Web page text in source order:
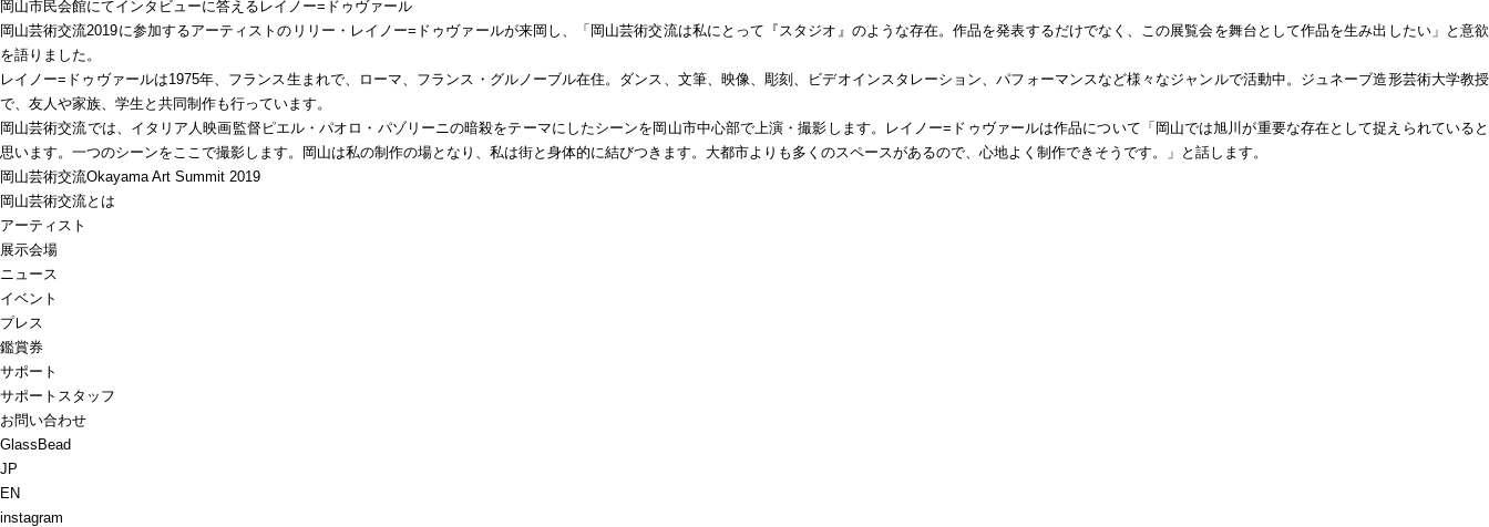
岡山市民会館にてインタビューに答えるレイノー=ドゥヴァール
岡山芸術交流2019に参加するアーティストのリリー・レイノー=ドゥヴァールが来岡し、「岡山芸術交流は私にとって『スタジオ』のような存在。作品を発表するだけでなく、この展覧会を舞台として作品を生み出したい」と意欲
を語りました。
レイノー=ドゥヴァールは1975年、フランス生まれで、ローマ、フランス・グルノーブル在住。ダンス、文筆、映像、彫刻、ビデオインスタレーション、パフォーマンスなど様々なジャンルで活動中。ジュネーブ造形芸術大学教授
で、友人や家族、学生と共同制作も行っています。
岡山芸術交流では、イタリア人映画監督ピエル・パオロ・パゾリーニの暗殺をテーマにしたシーンを岡山市中心部で上演・撮影します。レイノー=ドゥヴァールは作品について「岡山では旭川が重要な存在として捉えられていると
思います。一つのシーンをここで撮影します。岡山は私の制作の場となり、私は街と身体的に結びつきます。大都市よりも多くのスペースがあるので、心地よく制作できそうです。」と話します。
岡山芸術交流Okayama Art Summit 2019
岡山芸術交流とは
アーティスト
展示会場
ニュース
イベント
プレス
鑑賞券
サポート
サポートスタッフ
お問い合わせ
GlassBead
JP
EN
instagram